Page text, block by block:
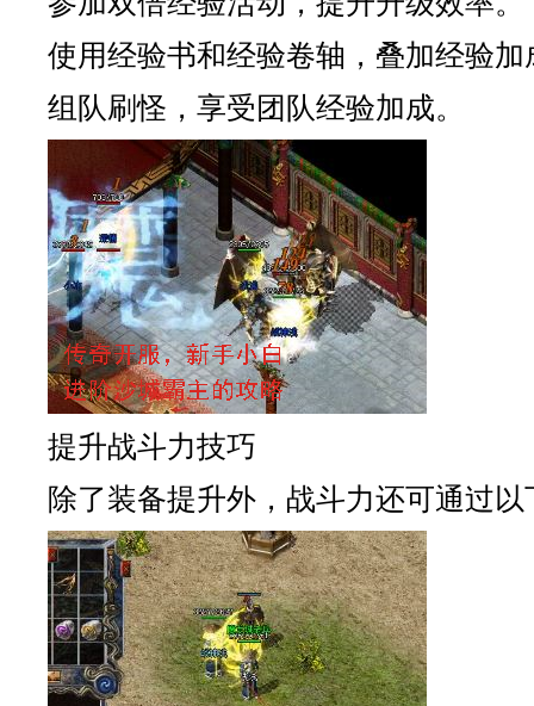
使用经验书和经验卷轴，叠加经验加
组队刷怪，享受团队经验加成。
提升战斗力技巧
除了装备提升外，战斗力还可通过